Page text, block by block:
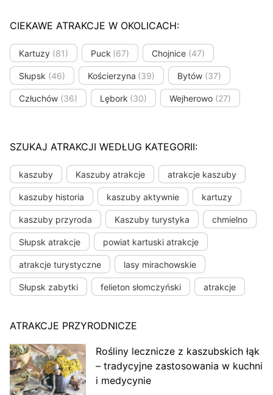
CIEKAWE ATRAKCJE W OKOLICACH:
Kartuzy (81) Puck (67) Chojnice (47)
Słupsk (46) Kościerzyna (39) Bytów (37)
Człuchów (36) Lębork (30) Wejherowo (27)
SZUKAJ ATRAKCJI WEDŁUG KATEGORII:
kaszuby Kaszuby atrakcje atrakcje kaszuby
kaszuby historia kaszuby aktywnie kartuzy
kaszuby przyroda Kaszuby turystyka chmielno
Słupsk atrakcje powiat kartuski atrakcje
atrakcje turystyczne lasy mirachowskie
Słupsk zabytki felieton słomczyński atrakcje
ATRAKCJE PRZYRODNICZE
Rośliny lecznicze z kaszubskich łąk
– tradycyjne zastosowania w kuchni
i medycynie